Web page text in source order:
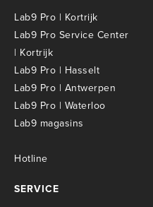
Lab9 Pro | Kortrijk
Lab9 Pro Service Center
| Kortrijk
Lab9 Pro | Hasselt
Lab9 Pro | Antwerpen
Lab9 Pro | Waterloo
Lab9 magasins
Hotline
SERVICE